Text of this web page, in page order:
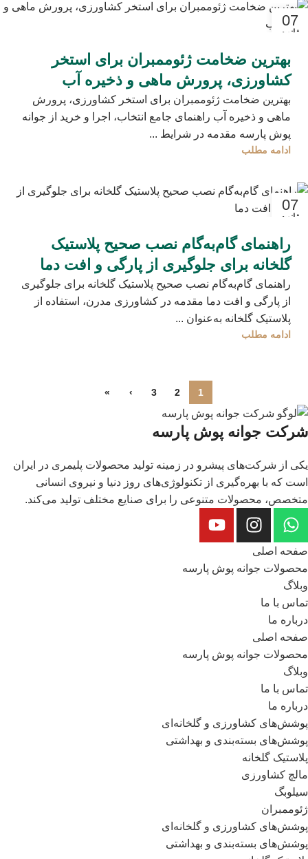
07
ژانویه
بهترین ضخامت ژئوممبران برای استخر
کشاورزی، پرورش ماهی و ذخیره آب
بهترین ضخامت ژئوممبران برای استخر کشاورزی، پرورش
ماهی و ذخیره آب راهنمای جامع انتخاب، اجرا و خرید از جوانه
پوش پارسه مقدمه در شرایط ...
ادامه مطلب
07
ژانویه
راهنمای گام‌به‌گام نصب صحیح پلاستیک
گلخانه برای جلوگیری از پارگی و افت دما
راهنمای گام‌به‌گام نصب صحیح پلاستیک گلخانه برای جلوگیری
از پارگی و افت دما مقدمه در کشاورزی مدرن، استفاده از
پلاستیک گلخانه به‌عنوان ...
ادامه مطلب
1
2
3
›
»
شرکت جوانه پوش پارسه
یکی از شرکت‌های پیشرو در زمینه تولید محصولات پلیمری در ایران
است که با بهره‌گیری از تکنولوژی‌های روز دنیا و نیروی انسانی
متخصص، محصولات متنوعی را برای صنایع مختلف تولید می‌کند.
صفحه اصلی
محصولات جوانه پوش پارسه
وبلاگ
تماس با ما
درباره ما
صفحه اصلی
محصولات جوانه پوش پارسه
وبلاگ
تماس با ما
درباره ما
پوشش‌های کشاورزی و گلخانه‌ای
پوشش‌های بسته‌بندی و بهداشتی
پلاستیک گلخانه
مالچ کشاورزی
سیلوبگ
ژئوممبران
پوشش‌های کشاورزی و گلخانه‌ای
پوشش‌های بسته‌بندی و بهداشتی